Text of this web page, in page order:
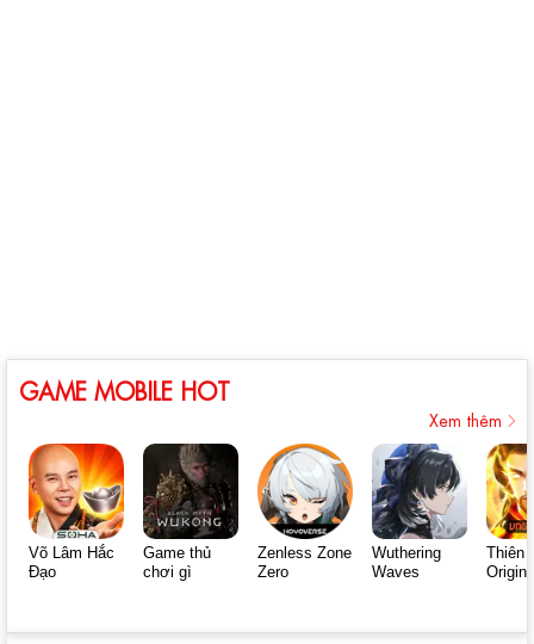
GAME MOBILE HOT
Xem thêm
Võ Lâm Hắc
Đạo
Game thủ
chơi gì
Zenless Zone
Zero
Wuthering
Waves
Thiên
Origin